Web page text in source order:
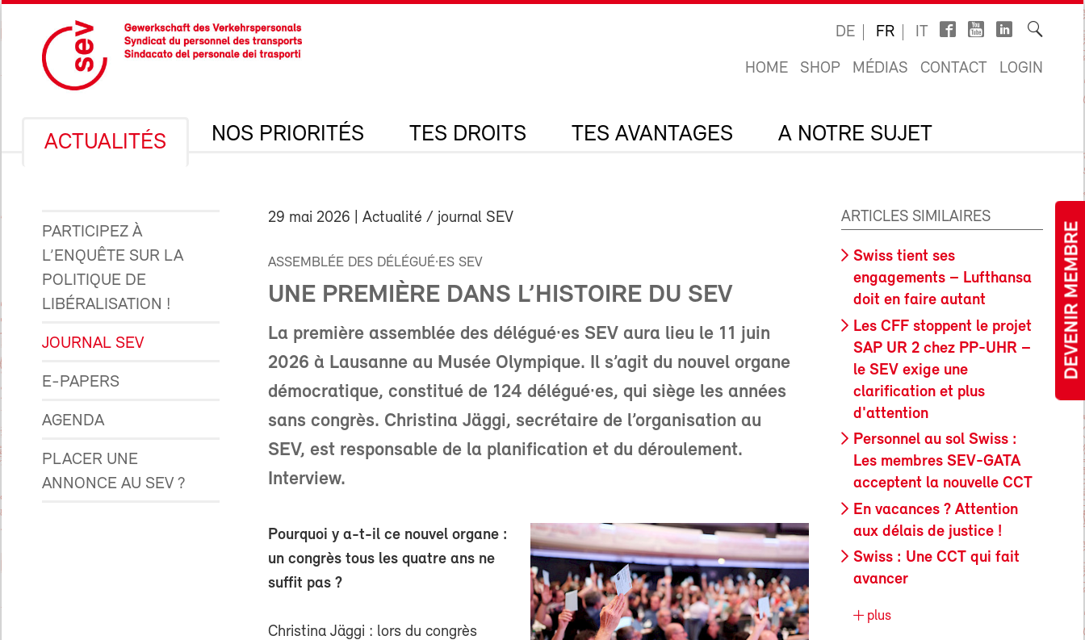
DEVENIR MEMBRE
DE FR IT
HOME SHOP MÉDIAS CONTACT LOGIN
ACTUALITÉS NOS PRIORITÉS TES DROITS TES AVANTAGES A NOTRE SUJET
PARTICIPEZ À
L’ENQUÊTE SUR LA
POLITIQUE DE
LIBÉRALISATION !
JOURNAL SEV
E-PAPERS
AGENDA
PLACER UNE
ANNONCE AU SEV ?
29 mai 2026 | Actualité / journal SEV
ASSEMBLÉE DES DÉLÉGUÉ·ES SEV
UNE PREMIÈRE DANS L’HISTOIRE DU SEV
La première assemblée des délégué·es SEV aura lieu le 11 juin
2026 à Lausanne au Musée Olympique. Il s’agit du nouvel organe
démocratique, constitué de 124 délégué·es, qui siège les années
sans congrès. Christina Jäggi, secrétaire de l’organisation au
SEV, est responsable de la planification et du déroulement.
Interview.
Pourquoi y a-t-il ce nouvel organe :
un congrès tous les quatre ans ne
suffit pas ?
Christina Jäggi : lors du congrès
ARTICLES SIMILAIRES
Swiss tient ses
engagements – Lufthansa
doit en faire autant
Les CFF stoppent le projet
SAP UR 2 chez PP-UHR –
le SEV exige une
clarification et plus
d'attention
Personnel au sol Swiss :
Les membres SEV-GATA
acceptent la nouvelle CCT
En vacances ? Attention
aux délais de justice !
Swiss : Une CCT qui fait
avancer
plus